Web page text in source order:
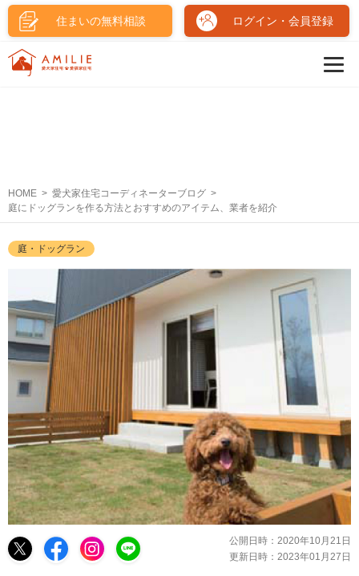
住まいの無料相談 ログイン・会員登録
HOME
愛犬家住宅コーディネーターブログ
庭にドッグランを作る方法とおすすめのアイテム、業者を紹介
庭・ドッグラン
公開日時： 2020年10月21日
更新日時： 2023年01月27日